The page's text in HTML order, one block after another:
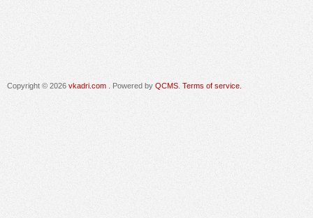
Copyright © 2026 vkadri.com . Powered by QCMS Terms of service.